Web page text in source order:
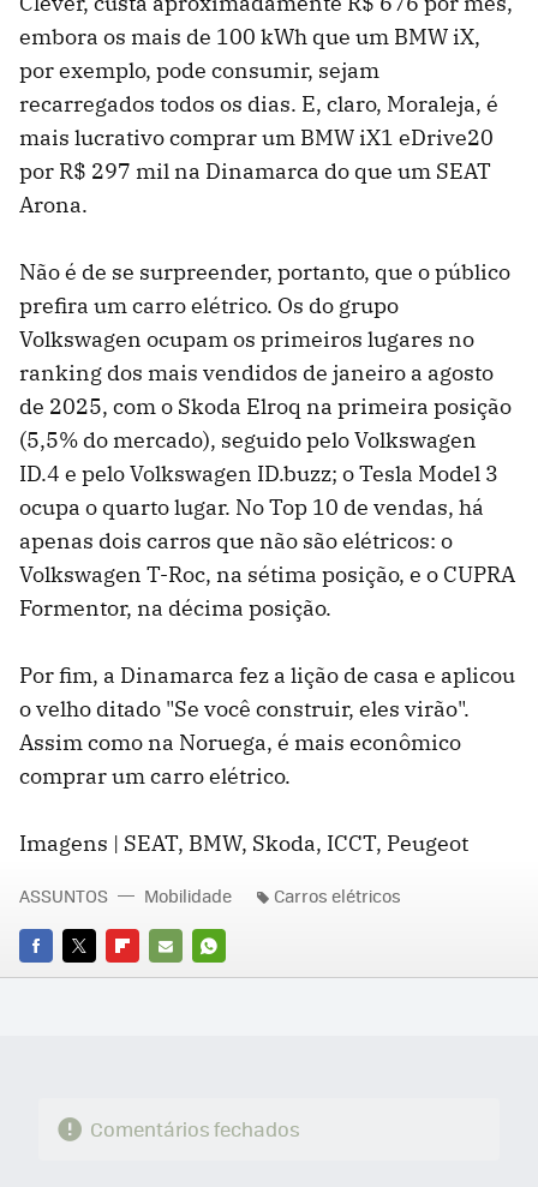
embora os mais de 100 kWh que um BMW iX,
por exemplo, pode consumir, sejam
recarregados todos os dias. E, claro, Moraleja, é
mais lucrativo comprar um BMW iX1 eDrive20
por R$ 297 mil na Dinamarca do que um SEAT
Arona.
Não é de se surpreender, portanto, que o público
prefira um carro elétrico. Os do grupo
Volkswagen ocupam os primeiros lugares no
ranking dos mais vendidos de janeiro a agosto
de 2025, com o Skoda Elroq na primeira posição
(5,5% do mercado), seguido pelo Volkswagen
ID.4 e pelo Volkswagen ID.buzz; o Tesla Model 3
ocupa o quarto lugar. No Top 10 de vendas, há
apenas dois carros que não são elétricos: o
Volkswagen T-Roc, na sétima posição, e o CUPRA
Formentor, na décima posição.
Por fim, a Dinamarca fez a lição de casa e aplicou
o velho ditado "Se você construir, eles virão".
Assim como na Noruega, é mais econômico
comprar um carro elétrico.
Imagens | SEAT, BMW, Skoda, ICCT, Peugeot
FACEBOOK
TWITTERFLIPBOARD
E-
WHATSAPP
ASSUNTOS Mobilidade Carros elétricos
Comentários fechados